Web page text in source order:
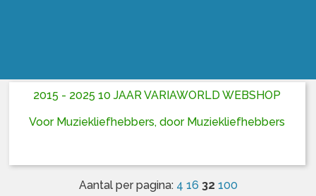
2015 - 2025 10 JAAR VARIAWORLD WEBSHOP
Voor Muziekliefhebbers, door Muziekliefhebbers
Aantal per pagina: 4 16 32 100